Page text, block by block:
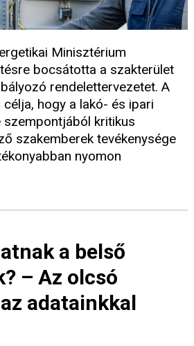
Minisztérium
bocsátotta a szakterület
rendelettervezetet. A
hogy a lakó- és ipari
szempontjából kritikus
szakemberek tevékenysége
nyomon
a belső
– Az olcsó
adatainkkal